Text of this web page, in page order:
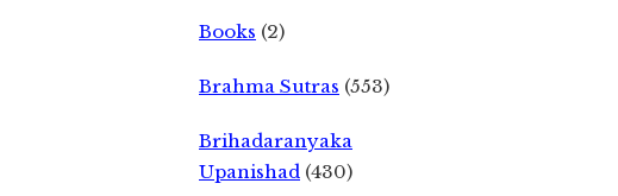
Books (2)
Brahma Sutras (553)
Brihadaranyaka
Upanishad (430)